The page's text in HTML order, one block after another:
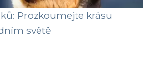
Prozkoumejte krásu
světě